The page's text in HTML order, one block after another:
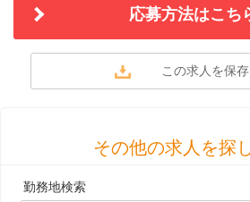
応募方法はこち
その他の求人を探
勤務地検索